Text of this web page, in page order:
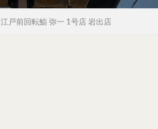
江戸前回転鮨 弥一 1号店 岩出店